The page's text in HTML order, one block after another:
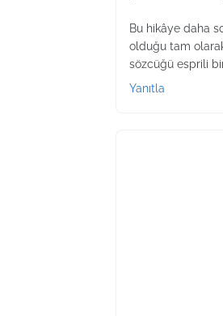
Bu hikâye daha
olduğu tam
sözcüğü esprili
Yanıtla